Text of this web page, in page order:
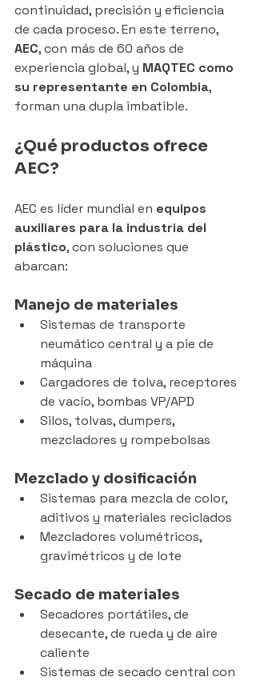
continuidad, precisión y eficiencia
de cada proceso. En este terreno,
AEC, con más de 60 años de
experiencia global, y MAQTEC como
su representante en Colombia,
forman una dupla imbatible.
¿Qué productos ofrece
AEC?
AEC es líder mundial en equipos
auxiliares para la industria del
plástico, con soluciones que
abarcan:
Manejo de materiales
Sistemas de transporte
neumático central y a pie de
máquina
Cargadores de tolva, receptores
de vacío, bombas VP/APD
Silos, tolvas, dumpers,
mezcladores y rompebolsas
Mezclado y dosificación
Sistemas para mezcla de color,
aditivos y materiales reciclados
Mezcladores volumétricos,
gravimétricos y de lote
Secado de materiales
Secadores portátiles, de
desecante, de rueda y de aire
caliente
Sistemas de secado central con